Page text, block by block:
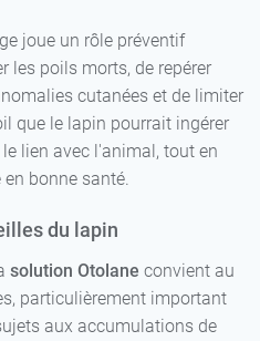
joue un rôle préventif
les poils morts, de repérer
cutanées et de limiter
que le lapin pourrait ingérer
lien avec l'animal, tout en
bonne santé.
du lapin
solution Otolane convient au
particulièrement important
aux accumulations de